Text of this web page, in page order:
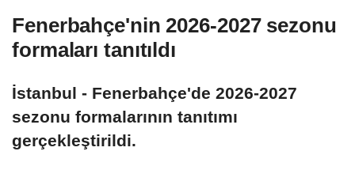
Fenerbahçe'nin 2026-2027 sezonu
formaları tanıtıldı
İstanbul - Fenerbahçe'de 2026-2027
sezonu formalarının tanıtımı
gerçekleştirildi.